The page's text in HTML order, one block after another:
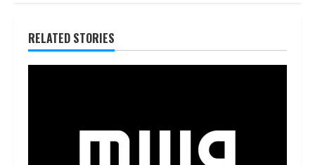
RELATED STORIES